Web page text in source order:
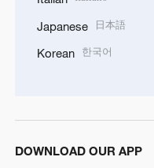
Japanese 日本語
Korean 한국어
DOWNLOAD OUR APP